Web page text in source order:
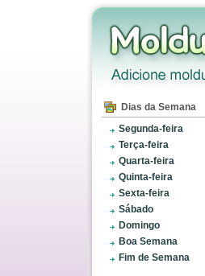
Dias da Semana
Segunda-feira
Terça-feira
Quarta-feira
Quinta-feira
Sexta-feira
Sábado
Domingo
Boa Semana
Fim de Semana